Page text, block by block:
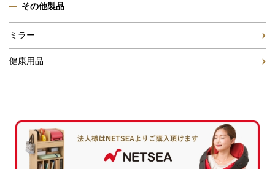
その他製品
ミラー
健康用品